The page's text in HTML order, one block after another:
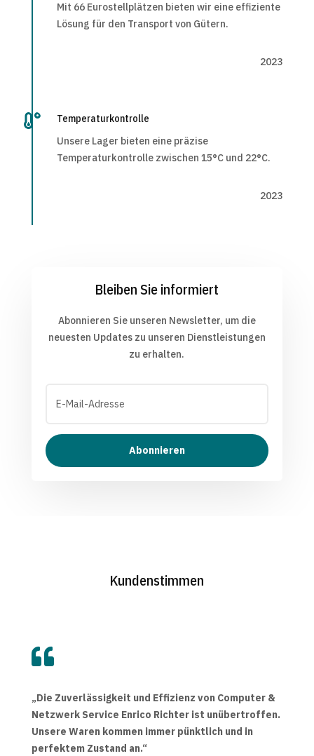
Mit 66 Eurostellplätzen bieten wir eine effiziente
Lösung für den Transport von Gütern.
2023

Temperaturkontrolle
Unsere Lager bieten eine präzise
Temperaturkontrolle zwischen 15°C und 22°C.
2023
Bleiben Sie informiert
Abonnieren Sie unseren Newsletter, um die
neuesten Updates zu unseren Dienstleistungen
zu erhalten.
Abonnieren
Kundenstimmen

„Die Zuverlässigkeit und Effizienz von Computer &
Netzwerk Service Enrico Richter ist unübertroffen.
Unsere Waren kommen immer pünktlich und in
perfektem Zustand an.“